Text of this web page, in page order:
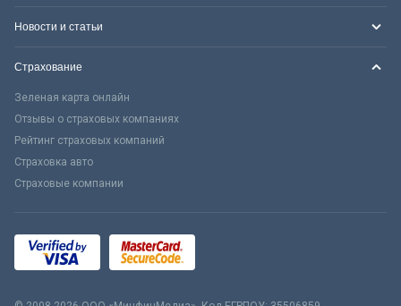
Новости и статьи
Страхование
Зеленая карта онлайн
Отзывы о страховых компаниях
Рейтинг страховых компаний
Страховка авто
Страховые компании